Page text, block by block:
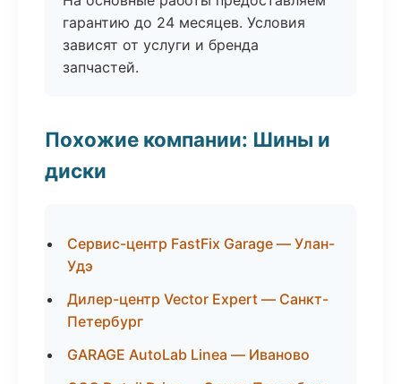
гарантию до 24 месяцев. Условия
зависят от услуги и бренда
запчастей.
Похожие компании: Шины и
диски
Сервис-центр FastFix Garage — Улан-
Удэ
Дилер-центр Vector Expert — Санкт-
Петербург
GARAGE AutoLab Linea — Иваново